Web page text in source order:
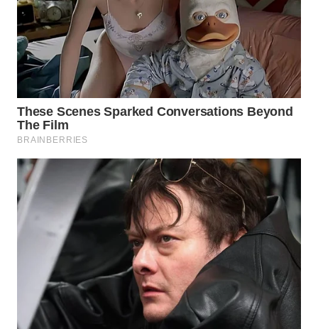
WN
NATUNA
WN
BINTAN
WN
MANDALIKA
LIKUPANG
WN
LABUANBAJO
WN
BORNEO